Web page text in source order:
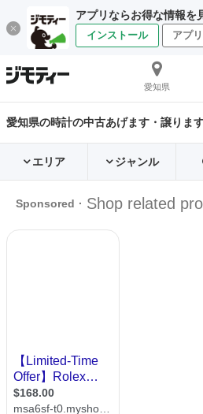
アプリならお得な情報を
インストール アプ
愛知県
愛知県の時計の中古あげます・譲りま
エリア ジャンル